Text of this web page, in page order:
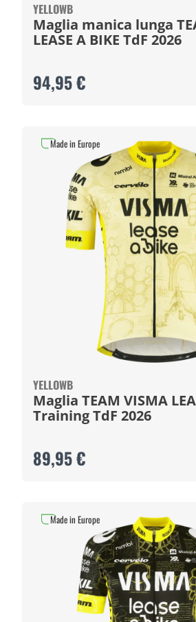
YELLOWB
Maglia manica lunga
LEASE A BIKE TdF 2026
94,95 €
YELLOWB
Maglia TEAM VISMA
Training TdF 2026
89,95 €
Made in Europe
Made in Europe